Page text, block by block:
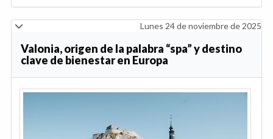
Lunes 24 de noviembre de 2025
Valonia, origen de la palabra “spa” y destino
clave de bienestar en Europa